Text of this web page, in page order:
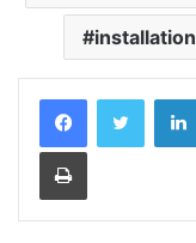
installation